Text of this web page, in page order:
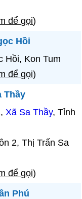
để gọi)
Hồi
Hồi, Kon Tum
để gọi)
Thầy
Xã Sa Thầy, Tỉnh
2, Thị Trấn Sa
để gọi)
Phú